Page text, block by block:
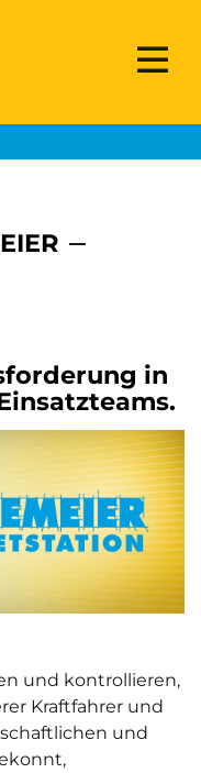
in
und kontrollieren,
Kraftfahrer und
und